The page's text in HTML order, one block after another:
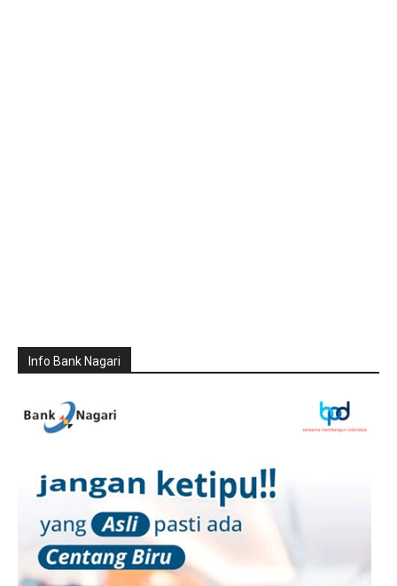
Info Bank Nagari